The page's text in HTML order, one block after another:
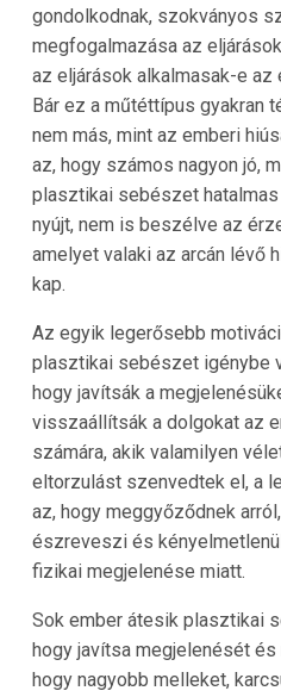
gondolkodnak, szokványos
megfogalmazása az
az eljárások alkalmasak-e
Bár ez a műtéttípus gyakran
nem más, mint az emberi
az, hogy számos nagyon jó,
plasztikai sebészet
nyújt, nem is beszélve az
amelyet valaki az arcán lévő
kap.
Az egyik legerősebb
plasztikai sebészet igénybe
hogy javítsák a
visszaállítsák a dolgokat az
számára, akik valamilyen
eltorzulást szenvedtek el, a
az, hogy meggyőződnek
észreveszi és
fizikai megjelenése miatt.
Sok ember átesik plasztikai
hogy javítsa megjelenését
hogy nagyobb melleket,